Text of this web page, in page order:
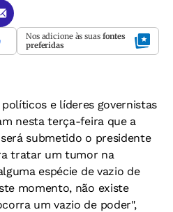
Nos adicione às suas fontes
preferidas
e líderes governistas
nesta terça-feira que a
submetido o presidente
tratar um tumor na
espécie de vazio de
momento, não existe
um vazio de poder",